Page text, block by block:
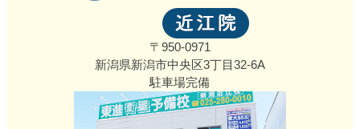
〒950-0971
新潟県新潟市中央区3丁目32‐6A
駐車場完備